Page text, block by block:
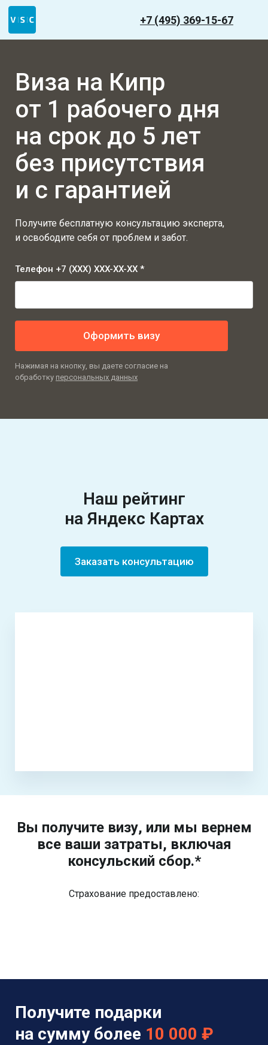
+7 (495) 369-15-67
Виза на Кипр
от 1 рабочего дня
на срок до 5 лет
без присутствия
и с гарантией
Получите бесплатную консультацию эксперта,
и освободите себя от проблем и забот.
Телефон +7 (XXX) XXX-XX-XX *
Оформить визу
Нажимая на кнопку, вы даете согласие на
обработку персональных данных
Наш рейтинг
на Яндекс Картах
Заказать консультацию
Вы получите визу, или мы вернем
все ваши затраты, включая
консульский сбор.*
Страхование предоставлено:
Получите подарки
на сумму более 10 000 ₽